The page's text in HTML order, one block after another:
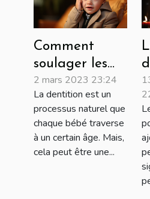
Comment
soulager les
poussées
dentaires chez
le bébé ?
2 mars 2023 23:24
La dentition est un
processus naturel que
chaque bébé traverse
à un certain âge. Mais,
cela peut être une...